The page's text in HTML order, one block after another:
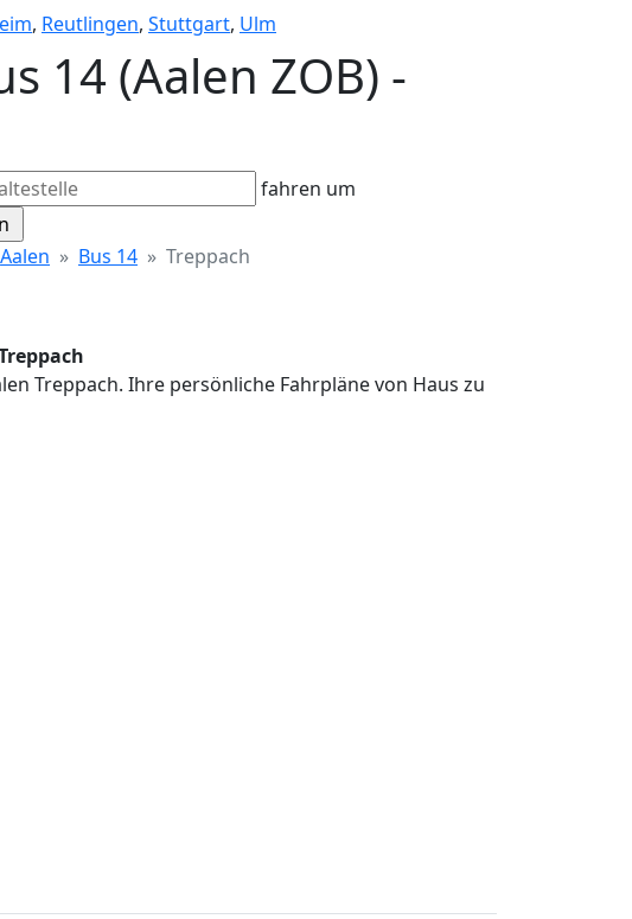
, Reutlingen, Stuttgart, Ulm
14 (Aalen ZOB) -
fahren um
Aalen Bus 14 Treppach
Treppach. Ihre persönliche Fahrpläne von Haus zu